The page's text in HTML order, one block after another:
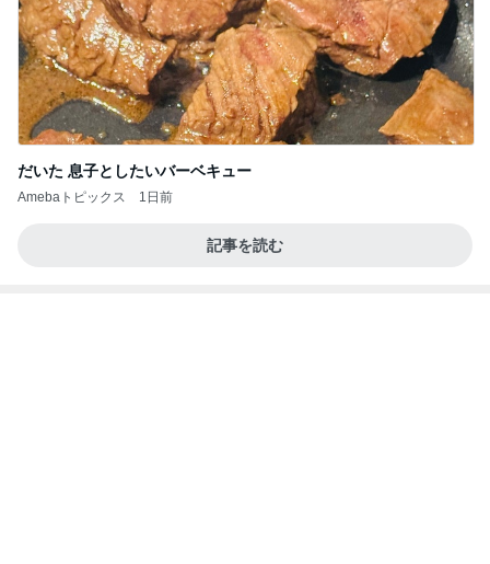
だいた 息子としたいバーベキュー
Amebaトピックス 1日前
記事を読む